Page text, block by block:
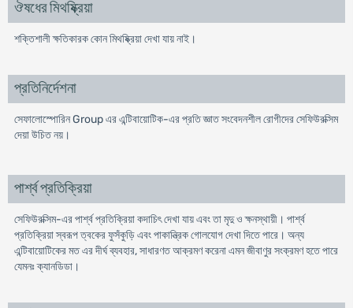
ঔষধের মিথষ্ক্রিয়া
শক্তিশালী ক্ষতিকারক কোন মিথষ্ক্রিয়া দেখা যায় নাই।
প্রতিনির্দেশনা
সেফালোস্পোরিন Group এর এন্টিবায়োটিক-এর প্রতি জ্ঞাত সংবেদনশীল রোগীদের সেফিউরক্সিম
দেয়া উচিত নয়।
পার্শ্ব প্রতিক্রিয়া
সেফিউরক্সিম-এর পার্শ্ব প্রতিক্রিয়া কদাচিৎ দেখা যায় এবং তা মৃদু ও ক্ষনস্থায়ী। পার্শ্ব
প্রতিক্রিয়া স্বরূপ ত্বকের ফুসঁকুড়ি এবং পাকান্ত্রিক গোলযোগ দেখা দিতে পারে। অন্য
এন্টিবায়োটিকের মত এর দীর্ঘ ব্যবহার, সাধারণত আক্রমণ করেনা এমন জীবাণুর সংক্রমণ হতে পারে
যেমনঃ ক্যানডিডা।